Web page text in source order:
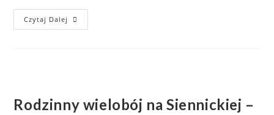
Czytaj Dalej
Rodzinny wielobój na Siennickiej –